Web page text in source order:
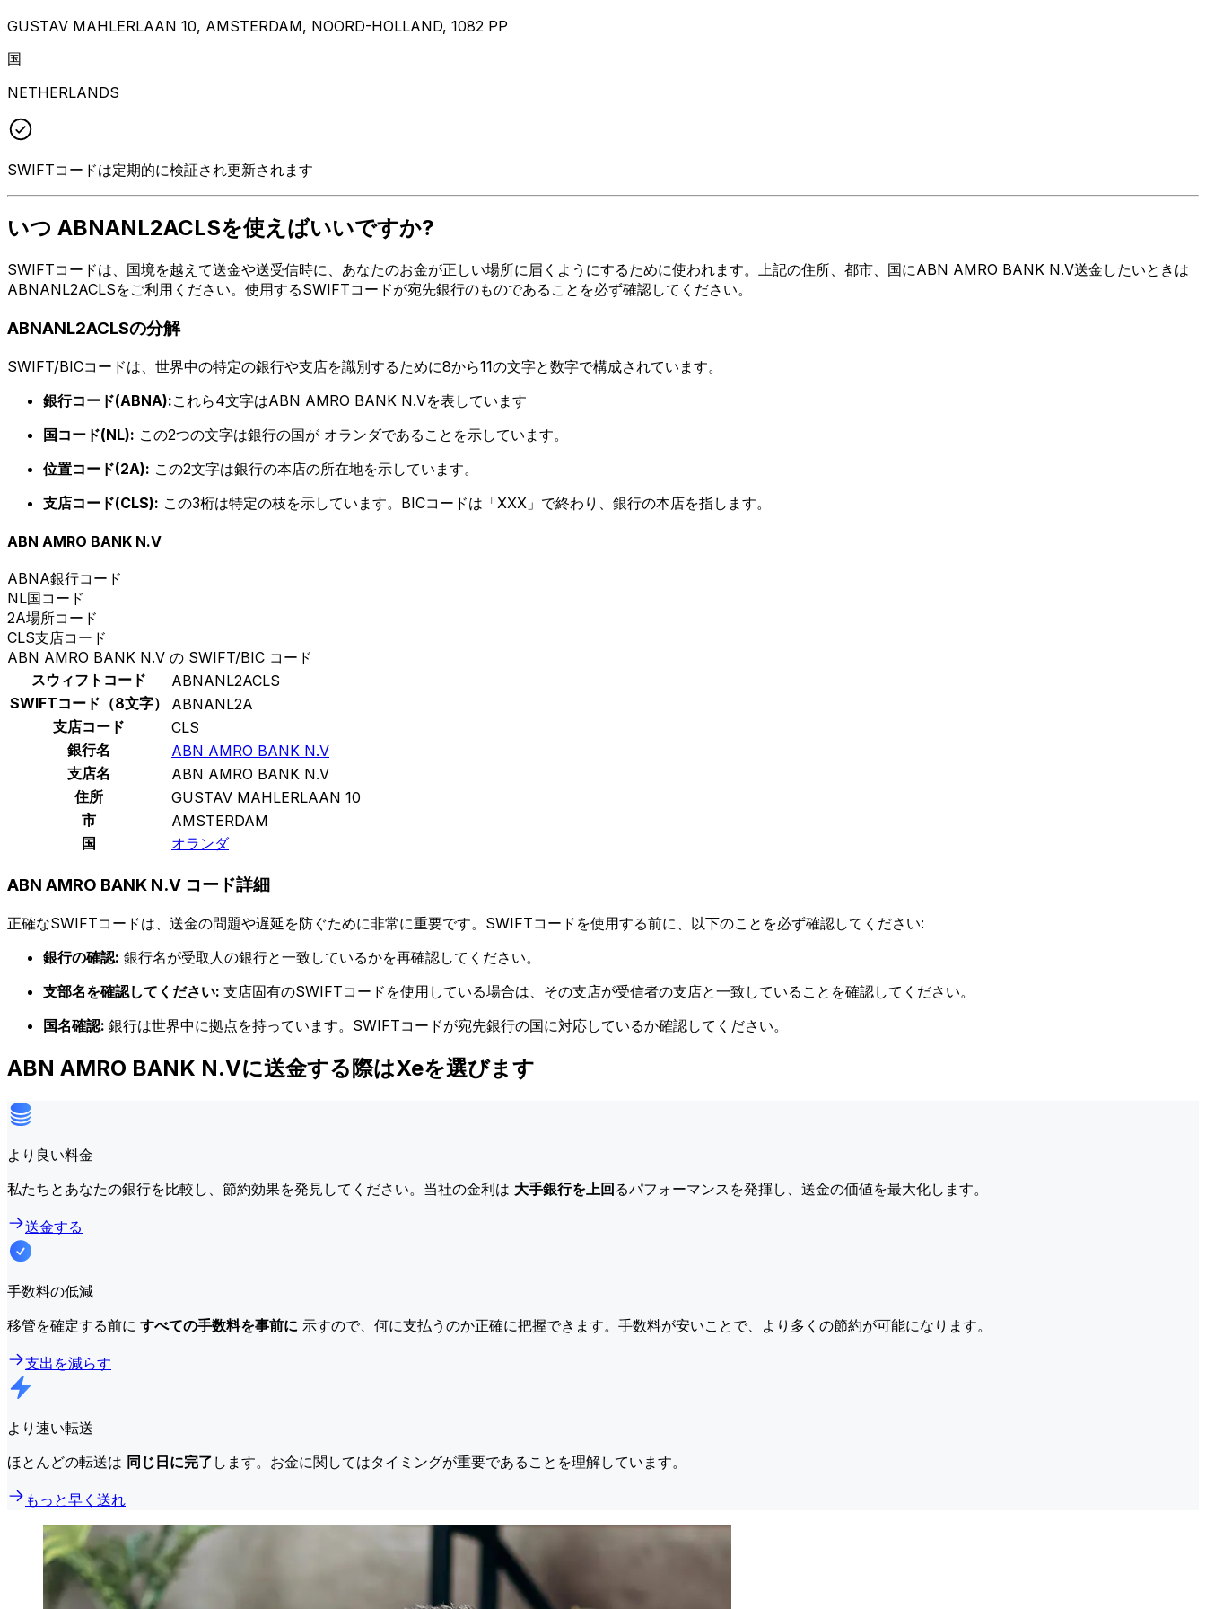
GUSTAV MAHLERLAAN 10, AMSTERDAM, NOORD-HOLLAND, 1082 PP
国
NETHERLANDS
SWIFTコードは定期的に検証され更新されます
いつ ABNANL2ACLSを使えばいいですか?
SWIFTコードは、国境を越えて送金や送受信時に、あなたのお金が正しい場所に届くようにするために使われます。上記の住所、都市、国にABN AMRO BANK N.V送金したいときは
ABNANL2ACLSをご利用ください。使用するSWIFTコードが宛先銀行のものであることを必ず確認してください。
ABNANL2ACLSの分解
SWIFT/BICコードは、世界中の特定の銀行や支店を識別するために8から11の文字と数字で構成されています。
銀行コード(ABNA):これら4文字はABN AMRO BANK N.Vを表しています
国コード(NL): この2つの文字は銀行の国が オランダであることを示しています。
位置コード(2A): この2文字は銀行の本店の所在地を示しています。
支店コード(CLS): この3桁は特定の枝を示しています。BICコードは「XXX」で終わり、銀行の本店を指します。
ABN AMRO BANK N.V
ABNA銀行コード
NL国コード
2A場所コード
CLS支店コード
ABN AMRO BANK N.V の SWIFT/BIC コード
スウィフトコード
ABNANL2ACLS
SWIFTコード（8文字）
ABNANL2A
支店コード
CLS
銀行名
ABN AMRO BANK N.V
支店名
ABN AMRO BANK N.V
住所
GUSTAV MAHLERLAAN 10
市
AMSTERDAM
国
オランダ
ABN AMRO BANK N.V コード詳細
正確なSWIFTコードは、送金の問題や遅延を防ぐために非常に重要です。SWIFTコードを使用する前に、以下のことを必ず確認してください:
銀行の確認: 銀行名が受取人の銀行と一致しているかを再確認してください。
支部名を確認してください: 支店固有のSWIFTコードを使用している場合は、その支店が受信者の支店と一致していることを確認してください。
国名確認: 銀行は世界中に拠点を持っています。SWIFTコードが宛先銀行の国に対応しているか確認してください。
ABN AMRO BANK N.Vに送金する際はXeを選びます
より良い料金
私たちとあなたの銀行を比較し、節約効果を発見してください。当社の金利は 大手銀行を上回るパフォーマンスを発揮し、送金の価値を最大化します。
送金する
手数料の低減
移管を確定する前に すべての手数料を事前に 示すので、何に支払うのか正確に把握できます。手数料が安いことで、より多くの節約が可能になります。
支出を減らす
より速い転送
ほとんどの転送は 同じ日に完了 します。お金に関してはタイミングが重要であることを理解しています。
もっと早く送れ